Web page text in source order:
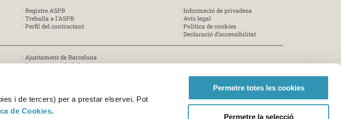
i de tercers) per a prestar elservei. Pot
de Cookies.
Permetre totes les cookies
Permetre la selecció
· Registre ASPB
· Treballa a l'ASPB
· Perfil del contractant
· Informació de privadesa
· Avís legal
· Política de cookies
· Declaració d’accessibilitat
· Ajuntament de Barcelona
·Departament de Salut
· Certificat ISO 9001:2015 [PDF]
· Certificat ISO 45001:2018 [PDF]
· Certificats UNE-EN ISO/IEC 17025